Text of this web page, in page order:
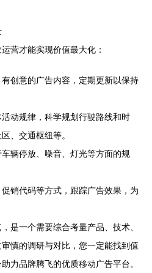
营才能实现价值最大化：
有创意的广告内容，定期更新以保持
活动规律，科学规划行驶路线和时
、交通枢纽等。
车辆停放、噪音、灯光等方面的规
销代码等方式，跟踪广告效果，为
是一个需要综合考量产品、技术、
慎的调研与对比，您一定能找到值
力品牌腾飞的优质移动广告平台。